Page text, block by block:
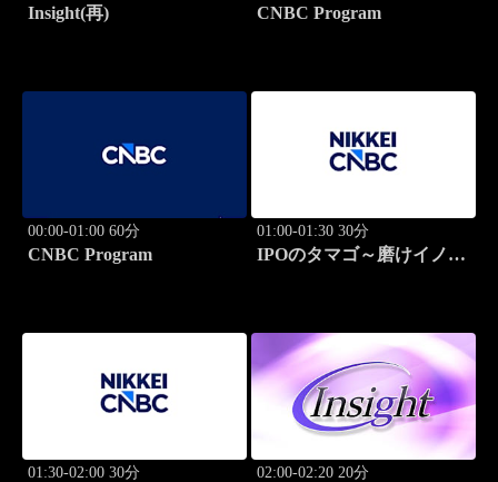
Insight(再) CNBC Program
00:00-01:00 60分
CNBC Program
01:00-01:30 30分
IPOのタマゴ～磨けイノベ
01:30-02:00 30分 02:00-02:20 20分